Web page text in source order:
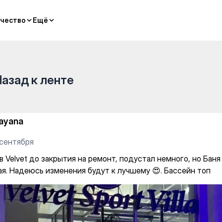
Ещё
Ещё
ремонт, подустал
к ленте
Velvet до закрытия на ремонт, подустал немного, но
Надеюсь изменения будут к лучшему 😍. Бассейн топ